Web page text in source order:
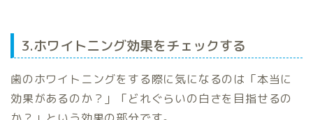
3.ホワイトニング効果をチェックする
歯のホワイトニングをする際に気になるのは「本当に
効果があるのか？」「どれぐらいの白さを目指せるの